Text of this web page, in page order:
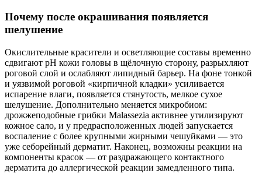
Почему после окрашивания появляется
шелушение
Окислительные красители и осветляющие составы временно
сдвигают pH кожи головы в щёлочную сторону, разрыхляют
роговой слой и ослабляют липидный барьер. На фоне тонкой
и уязвимой роговой «кирпичной кладки» усиливается
испарение влаги, появляется стянутость, мелкое сухое
шелушение. Дополнительно меняется микробиом:
дрожжеподобные грибки Malassezia активнее утилизируют
кожное сало, и у предрасположенных людей запускается
воспаление с более крупными жирными чешуйками — это
уже себорейный дерматит. Наконец, возможны реакции на
компоненты красок — от раздражающего контактного
дерматита до аллергической реакции замедленного типа.